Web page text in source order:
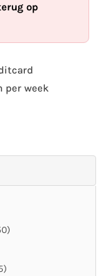
op
per week